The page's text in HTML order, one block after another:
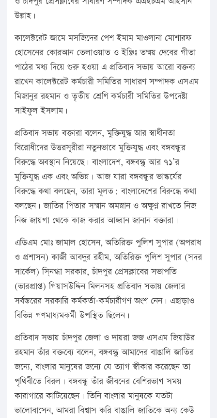
উল্লাহ।
কালেক্টরেট জামে মসজিদের পেশ ইমাম মাওলানা মোশারফ
হোসেনের কোরআন তেলাওয়াত ও ইঞ্জিঃ তম্ময় দেবের গীতা
পাঠের মধ্য দিয়ে শুরু হওয়া এ প্রতিবাদ সভায় আরো বক্তব্য
রাখেন কালেক্টরেট কর্মচারী সমিতির সাধারণ সম্পাদক এসএম
মিজানুর রহমান ও তৃতীয় শ্রেণি কর্মচারী সমিতির উপদেষ্টা
সাইফুল ইসলাম।
প্রতিবাদ সভায় বক্তারা বলেন, মুক্তিযুদ্ধ আর স্বাধীনতা
বিরোধীদের উত্তরসূরীরা নতুনভাবে মুক্তিযুদ্ধ এবং বঙ্গবন্ধুর
বিরুদ্ধে অবস্থান নিয়েছে। বাংলাদেশ, বঙ্গবন্ধু আর ৭১’র
মুক্তিযুদ্ধ এক এবং অভিন্ন। আজ যারা বঙ্গবন্ধুর ভাস্কর্যের
বিরুদ্ধে কথা বলছেন, তারা মূলত: বাংলাদেশের বিরুদ্ধে কথা
বলছেন। জাতির পিতার সম্মান অমস্নান ও অক্ষুণ্ন রাখতে নিজ
নিজ জায়গা থেকে কাজ করার আহ্বান জানান বক্তারা।
এডিএম মোঃ জামাল হোসেন, অতিরিক্ত পুলিশ সুপার (অপরাধ
ও প্রশাসন) কাজী আবদুর রহীম, অতিরিক্ত পুলিশ সুপার (সদর
সার্কেল) সি্নগ্ধা সরকার, চাঁদপুর প্রেসক্লাবের সভাপতি
(ভারপ্রাপ্ত) গিয়াসউদ্দিন মিলনসহ প্রতিবাদ সভায় জেলার
সর্বস্তরের সরকারি কর্মকর্তা-কর্মচারীগণ অংশ নেন। এছাড়াও
বিভিন্ন গণমাধ্যমকর্মী উপস্থিত ছিলেন।
প্রতিবাদ সভায় চাঁদপুর জেলা ও দায়রা জজ এসএম জিয়াউর
রহমান তাঁর বক্তব্যে বলেন, বঙ্গবন্ধু আমাদের বাঙালি জাতির
জন্যে, বাংলার মানুষের জন্যে যে ত্যাগ স্বীকার করেছেন তা
পৃথিবীতে বিরল। বঙ্গবন্ধু তাঁর জীবনের বেশিরভাগ সময়
কারাগারে কাটিয়েছেন। তিনি বাংলার মানুষকে যতটা
ভালোবাসেন, আমরা বিশ্বাস করি বাঙালি জাতিকে অন্য কেউ